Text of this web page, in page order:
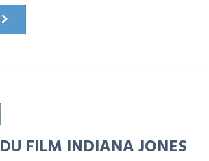
FILM INDIANA JONES